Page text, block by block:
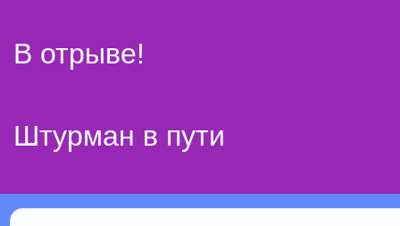
В отрыве!
Штурман в пути